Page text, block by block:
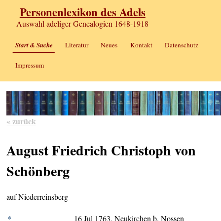
Personenlexikon des Adels
Auswahl adeliger Genealogien 1648-1918
Start & Suche Literatur Neues Kontakt Datenschutz
Impressum
« zurück
August Friedrich Christoph von
Schönberg
auf Niederreinsberg
* 16 Jul 1763, Neukirchen b. Nossen